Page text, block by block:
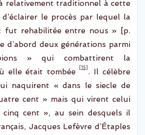
relativement traditionnel à cette
le procès par lequel la
fut rehabilitéeentre nous » [p.
d’abord deux générations parmi
» qui combattirent la
elle était tombée
[15] . Il célèbre
naquirent « dans le siecle de
cent » mais qui virent celui
cinq cent », au sein desquels il
Jacques Lefèvre d’Étaples